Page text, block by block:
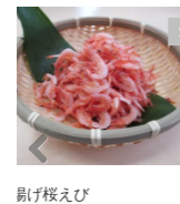
https://
https://
https://
https://
冷凍生しらす